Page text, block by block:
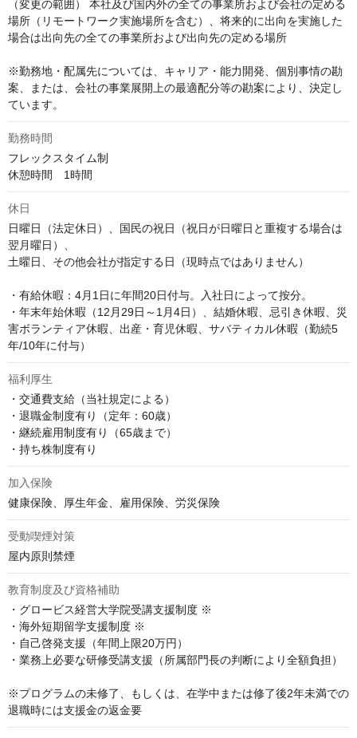
（変更の範囲） 本社及び国内外の全ての事業所および会社の定める
場所（リモートワーク実施場所を含む）、将来的に出向を実施した
場合は出向先の全ての事業所および出向先の定める場所
※勤務地・配属先については、キャリア・能力開発、個別事情の勘
案、または、会社の事業展開上の最適配分等の勘案により、決定し
ています。
勤務時間
フレックスタイム制
休憩時間　1時間
休日
日曜日（法定休日）、国民の祝日（祝日が日曜日と重複する場合は
翌月曜日）、
土曜日、その他会社が指定する日（現時点ではありません）
・有給休暇：4月1日に年間20日付与。入社日によって按分。
・年末年始休暇（12月29日～1月4日）、結婚休暇、忌引き休暇、災
害ボランティア休暇、出産・育児休暇、サバティカル休暇（勤続5
年/10年に付与）
福利厚生
・交通費支給（当社規定による）
・退職金制度有り（定年：60歳）
・継続雇用制度有り（65歳まで）
・持ち株制度有り
加入保険
健康保険、厚生年金、雇用保険、労災保険
受動喫煙対策
屋内原則禁煙
教育制度及び資格補助
・グロービス経営大学院受講支援制度 ※
・海外短期留学支援制度 ※
・自己啓発支援（年間上限20万円）
・業務上必要な研修受講支援（所属部門長の判断により全額負担）
※プログラムの未修了、もしくは、在学中または修了後2年未満での
退職時には支援金の返金要